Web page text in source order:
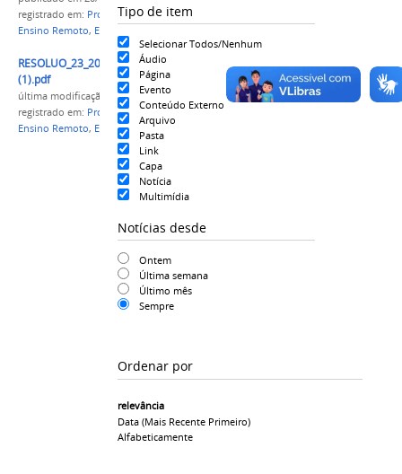
Tipo de item
Selecionar Todos/Nenhum
Áudio
Página
Evento
Conteúdo Externo
Arquivo
Pasta
Link
Capa
Notícia
Multimídia
Notícias desde
Ontem
Última semana
Último mês
Sempre
Ordenar por
relevância
Data (mais Recente Primeiro)
Alfabeticamente
registrado em: Proen CONUNI, Ensino
Ensino Remoto, Ensino Híbrido
RESOLUO_23_2020_REGULAMENTA_Retomada_das_atividades
(1).pdf
última modificação
em 20/04/2021 11h59
registrado em: Proen ,CONUNI,Ensino,Graduação
Ensino Remoto, Ensino Híbrido , Covid-19